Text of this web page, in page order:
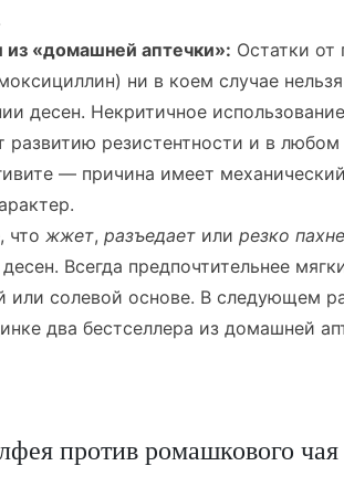
из «домашней аптечки»: Остатки
ни в коем случае
десен. Некритичное
развитию резистентности и в
— причина имеет
что жжет, разъедает или резко
Всегда предпочтительнее
или солевой основе. В следующем
два бестселлера из домашней
против ромашкового